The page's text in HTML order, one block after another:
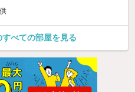
べての部屋を見る